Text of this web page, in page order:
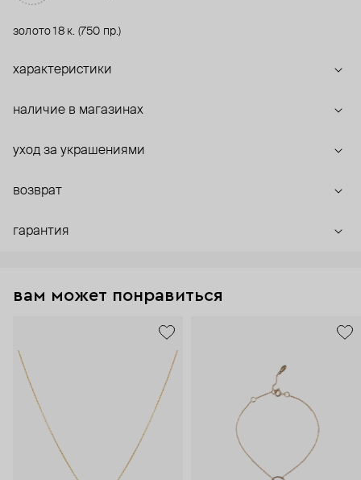
золото 18 к. (750 пр.)
характеристики
наличие в магазинах
уход за украшениями
возврат
гарантия
вам может понравиться